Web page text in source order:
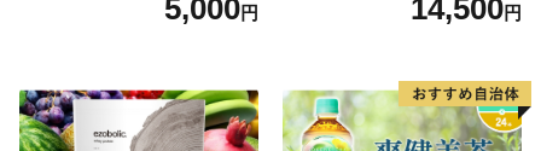
袋)ゆうパケットでお届け！
5,000円
水 ミネラルウォーター 水 ペ
産 シリカ ミネラル 美容 備蓄
防災 長期保存 富士山 山梨県
忍野村
14,500円